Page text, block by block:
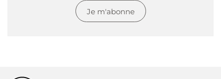
Je m'abonne